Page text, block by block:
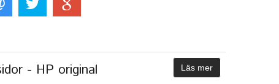
- HP original Läs mer